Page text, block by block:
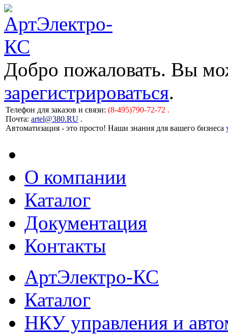
Добро пожаловать. Вы
зарегистрироваться.
Телефон для заказов и связи: (8-495)790-72-72 .
Почта: artel@380.RU .
Автоматизация - это просто! Наши знания для вашего бизнеса
О компании
Каталог
Документация
Контакты
АртЭлектро-КС
Каталог
НКУ управления и